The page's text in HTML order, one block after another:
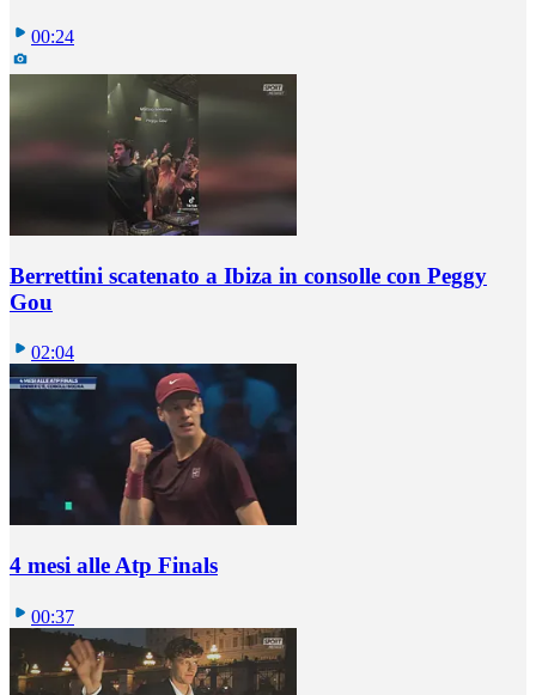
00:24
Berrettini scatenato a Ibiza in consolle con Peggy
Gou
02:04
4 mesi alle Atp Finals
00:37